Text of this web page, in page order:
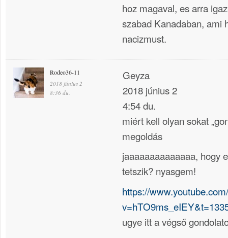
hoz magaval, es arra
szabad Kanadaban, ami
nacizmust.
Rodeo36-11
2018 június 2
8:36 du.
Geyza
2018 június 2
4:54 du.
miért kell olyan sokat
megoldás
jaaaaaaaaaaaaaa, hogy
tetszik? nyasgem!
https://
ugye itt a végső